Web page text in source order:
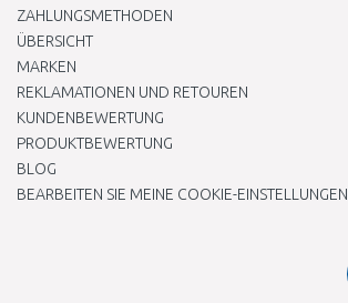
ZAHLUNGSMETHODEN
ÜBERSICHT
MARKEN
REKLAMATIONEN UND RETOUREN
KUNDENBEWERTUNG
PRODUKTBEWERTUNG
BLOG
BEARBEITEN SIE MEINE COOKIE-EINSTELLUNGEN